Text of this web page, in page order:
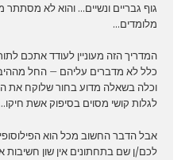
גוף גבריים ונשיים… והוא לא מסתתר
מלומדים…
המדריך הזה מעוניין לעודד אתכם
כלל לא מדברים עליהם – החל
וכלה בשאלה מדוע בחור שלוקח את
לגלות קושי מסוים בסיפוק אשת חיקו…
אבל הדבר החשוב מכל הוא
לכם/ן שם בתחתונים אין שון חשיבות